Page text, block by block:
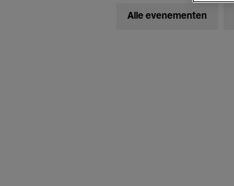
Alle evenementen